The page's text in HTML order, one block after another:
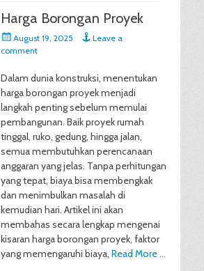
Harga Borongan Proyek
Posted
on
August 19, 2025
Leave a
comment
Dalam dunia konstruksi, menentukan
harga borongan proyek menjadi
langkah penting sebelum memulai
pembangunan. Baik proyek rumah
tinggal, ruko, gedung, hingga jalan,
semua membutuhkan perencanaan
anggaran yang jelas. Tanpa perhitungan
yang tepat, biaya bisa membengkak
dan menimbulkan masalah di
kemudian hari. Artikel ini akan
membahas secara lengkap mengenai
kisaran harga borongan proyek, faktor
yang memengaruhi biaya, Read More …